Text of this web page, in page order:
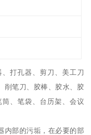
打孔器、剪刀、美工刀
削笔刀、胶棒、胶水、胶
、笔袋、台历架、会议
内部的污垢，在必要的部